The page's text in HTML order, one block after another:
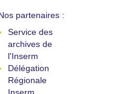
partenaires :
Service des
archives de
l'Inserm
Délégation
Régionale